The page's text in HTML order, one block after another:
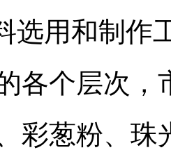
选用和制作
各个层次，
彩葱粉、珠